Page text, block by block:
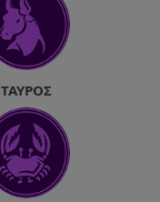
ΤΑΎΡΟΣ